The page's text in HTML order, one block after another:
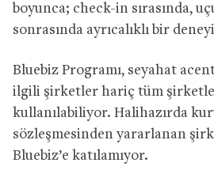
boyunca; check-in sırasında,
sonrasında ayrıcalıklı bir
Bluebiz Programı, seyahat
ilgili şirketler hariç tüm
kullanılabiliyor. Halihazırda
sözleşmesinden yararlanan
Bluebiz’e katılamıyor.